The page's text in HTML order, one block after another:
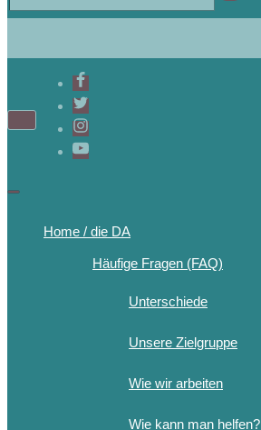
Home / die DA
Häufige Fragen (FAQ)
Unterschiede
Unsere Zielgruppe
Wie wir arbeiten
Wie kann man helfen?